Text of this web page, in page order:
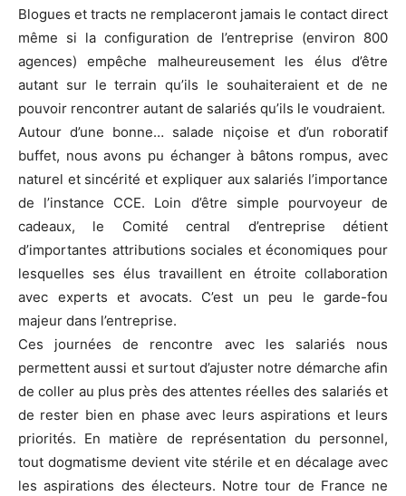
Blogues et tracts ne remplaceront jamais le contact direct
même si la configuration de l’entreprise (environ 800
agences) empêche malheureusement les élus d’être
autant sur le terrain qu’ils le souhaiteraient et de ne
pouvoir rencontrer autant de salariés qu’ils le voudraient.
Autour d’une bonne… salade niçoise et d’un roboratif
buffet, nous avons pu échanger à bâtons rompus, avec
naturel et sincérité et expliquer aux salariés l’importance
de l’instance CCE. Loin d’être simple pourvoyeur de
cadeaux, le Comité central d’entreprise détient
d’importantes attributions sociales et économiques pour
lesquelles ses élus travaillent en étroite collaboration
avec experts et avocats. C’est un peu le garde-fou
majeur dans l’entreprise.
Ces journées de rencontre avec les salariés nous
permettent aussi et surtout d’ajuster notre démarche afin
de coller au plus près des attentes réelles des salariés et
de rester bien en phase avec leurs aspirations et leurs
priorités. En matière de représentation du personnel,
tout dogmatisme devient vite stérile et en décalage avec
les aspirations des électeurs. Notre tour de France ne